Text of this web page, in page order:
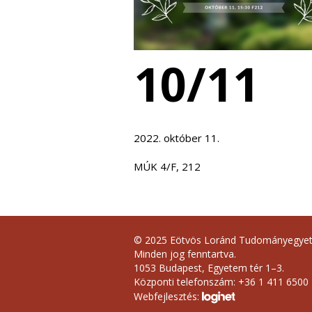
10/11
2022. október 11.
MÚK 4/F, 212
© 2025 Eötvös Loránd
Minden jog fenntartva.
1053 Budapest, Egyetem tér 1–3.
Központi telefonszám: +36 1 411 6500
Webfejlesztés: